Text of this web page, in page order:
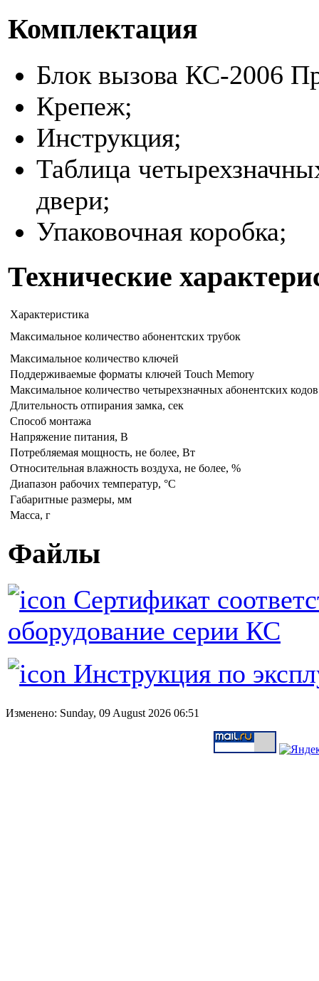
Комплектация
Блок вызова КС-2006
Крепеж;
Инструкция;
Таблица
двери;
Упаковочная коробка;
Технические
Характеристика
Максимальное количество абонентских трубок
Максимальное количество ключей
Поддерживаемые форматы ключей Touch Memory
Максимальное количество четырехзначных абонентских кодов
Длительность отпирания замка, сек
Способ монтажа
Напряжение питания, В
Потребляемая мощность, не более, Вт
Относительная влажность воздуха, не более, %
Диапазон рабочих температур, °С
Габаритные размеры, мм
Масса, г
Файлы
Сертификат
оборудование серии КС
Инструкция по
Изменено: Sunday, 09 August 2026 06:51